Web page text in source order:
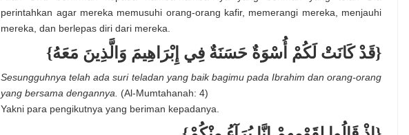
perintahkan agar mereka memusuhi orang-orang kafir, memerangi mereka, menjauhi
mereka, dan berlepas diri dari mereka.
{قَدْ كَانَتْ لَكُمْ أُسْوَةٌ حَسَنَةٌ فِي إِبْرَاهِيمَ وَالَّذِينَ مَعَهُ}
Sesungguhnya telah ada suri teladan yang baik bagimu pada Ibrahim dan orang-orang
yang bersama dengannya. (Al-Mumtahanah: 4)
Yakni para pengikutnya yang beriman kepadanya.